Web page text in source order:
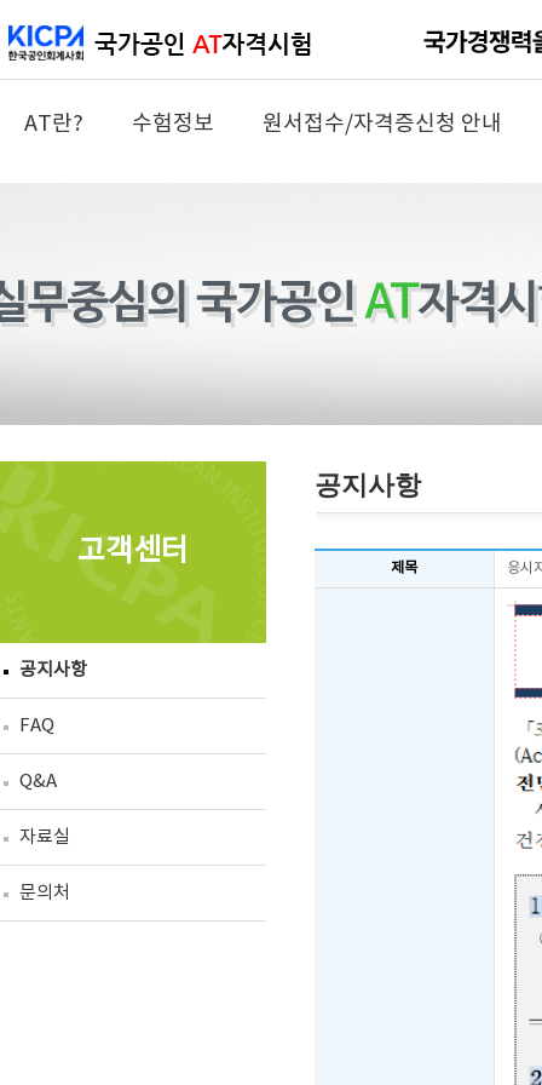
AT란? 수험정보 원서접수/자격증신청 안내
고객센터
공지사항
FAQ
Q&A
자료실
문의처
공지사항
제목 응시